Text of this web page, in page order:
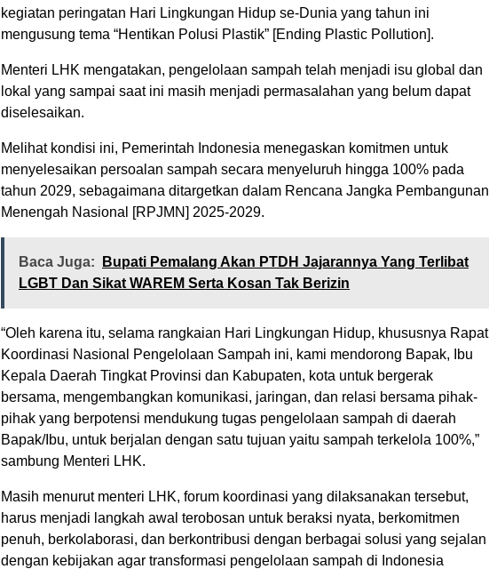
kegiatan peringatan Hari Lingkungan Hidup se-Dunia yang tahun ini
mengusung tema “Hentikan Polusi Plastik” [Ending Plastic Pollution].
Menteri LHK mengatakan, pengelolaan sampah telah menjadi isu global dan
lokal yang sampai saat ini masih menjadi permasalahan yang belum dapat
diselesaikan.
Melihat kondisi ini, Pemerintah Indonesia menegaskan komitmen untuk
menyelesaikan persoalan sampah secara menyeluruh hingga 100% pada
tahun 2029, sebagaimana ditargetkan dalam Rencana Jangka Pembangunan
Menengah Nasional [RPJMN] 2025-2029.
Baca Juga:
Bupati Pemalang Akan PTDH Jajarannya Yang Terlibat
LGBT Dan Sikat WAREM Serta Kosan Tak Berizin
“Oleh karena itu, selama rangkaian Hari Lingkungan Hidup, khususnya Rapat
Koordinasi Nasional Pengelolaan Sampah ini, kami mendorong Bapak, Ibu
Kepala Daerah Tingkat Provinsi dan Kabupaten, kota untuk bergerak
bersama, mengembangkan komunikasi, jaringan, dan relasi bersama pihak-
pihak yang berpotensi mendukung tugas pengelolaan sampah di daerah
Bapak/Ibu, untuk berjalan dengan satu tujuan yaitu sampah terkelola 100%,”
sambung Menteri LHK.
Masih menurut menteri LHK, forum koordinasi yang dilaksanakan tersebut,
harus menjadi langkah awal terobosan untuk beraksi nyata, berkomitmen
penuh, berkolaborasi, dan berkontribusi dengan berbagai solusi yang sejalan
dengan kebijakan agar transformasi pengelolaan sampah di Indonesia